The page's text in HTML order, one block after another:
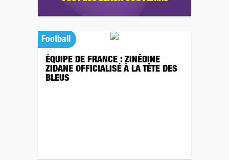
Football
ÉQUIPE DE FRANCE : ZINÉDINE
ZIDANE OFFICIALISÉ À LA TÊTE DES
BLEUS